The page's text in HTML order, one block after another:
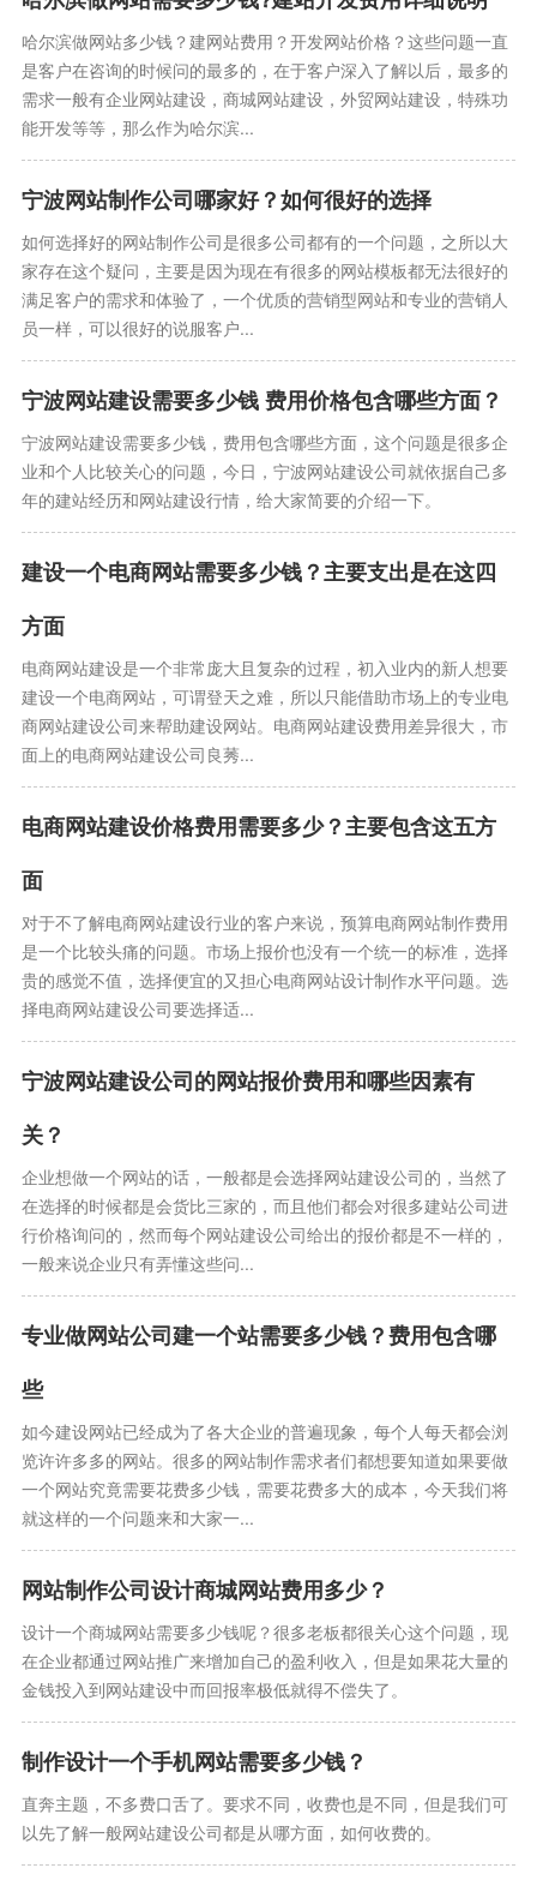
哈尔滨做网站多少钱？建网站费用？开发网站价格？这些问题一直
是客户在咨询的时候问的最多的，在于客户深入了解以后，最多的
需求一般有企业网站建设，商城网站建设，外贸网站建设，特殊功
能开发等等，那么作为哈尔滨...
宁波网站制作公司哪家好？如何很好的选择
如何选择好的网站制作公司是很多公司都有的一个问题，之所以大
家存在这个疑问，主要是因为现在有很多的网站模板都无法很好的
满足客户的需求和体验了，一个优质的营销型网站和专业的营销人
员一样，可以很好的说服客户...
宁波网站建设需要多少钱 费用价格包含哪些方面？
宁波网站建设需要多少钱，费用包含哪些方面，这个问题是很多企
业和个人比较关心的问题，今日，宁波网站建设公司就依据自己多
年的建站经历和网站建设行情，给大家简要的介绍一下。
建设一个电商网站需要多少钱？主要支出是在这四
方面
电商网站建设是一个非常庞大且复杂的过程，初入业内的新人想要
建设一个电商网站，可谓登天之难，所以只能借助市场上的专业电
商网站建设公司来帮助建设网站。电商网站建设费用差异很大，市
面上的电商网站建设公司良莠...
电商网站建设价格费用需要多少？主要包含这五方
面
对于不了解电商网站建设行业的客户来说，预算电商网站制作费用
是一个比较头痛的问题。市场上报价也没有一个统一的标准，选择
贵的感觉不值，选择便宜的又担心电商网站设计制作水平问题。选
择电商网站建设公司要选择适...
宁波网站建设公司的网站报价费用和哪些因素有
关？
企业想做一个网站的话，一般都是会选择网站建设公司的，当然了
在选择的时候都是会货比三家的，而且他们都会对很多建站公司进
行价格询问的，然而每个网站建设公司给出的报价都是不一样的，
一般来说企业只有弄懂这些问...
专业做网站公司建一个站需要多少钱？费用包含哪
些
如今建设网站已经成为了各大企业的普遍现象，每个人每天都会浏
览许许多多的网站。很多的网站制作需求者们都想要知道如果要做
一个网站究竟需要花费多少钱，需要花费多大的成本，今天我们将
就这样的一个问题来和大家一...
网站制作公司设计商城网站费用多少？
设计一个商城网站需要多少钱呢？很多老板都很关心这个问题，现
在企业都通过网站推广来增加自己的盈利收入，但是如果花大量的
金钱投入到网站建设中而回报率极低就得不偿失了。
制作设计一个手机网站需要多少钱？
直奔主题，不多费口舌了。要求不同，收费也是不同，但是我们可
以先了解一般网站建设公司都是从哪方面，如何收费的。